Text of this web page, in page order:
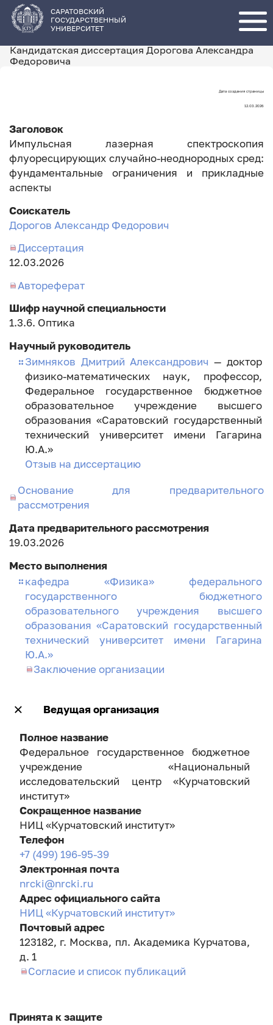
основному
содержанию
САРАТОВСКИЙ
ГОСУДАРСТВЕННЫЙ
УНИВЕРСИТЕТ
Кандидатская диссертация Дорогова Александра
Федоровича
Дата создания страницы
12.03.2026
Заголовок
Импульсная лазерная спектроскопия
флуоресцирующих случайно-неоднородных сред:
фундаментальные ограничения и прикладные
аспекты
Соискатель
Дорогов Александр Федорович
Диссертация
Дата
диссертации
12.03.2026
Автореферат
Шифр научной специальности
1.3.6. Оптика
Научный руководитель
Зимняков Дмитрий Александрович— доктор
физико-математических наук, профессор,
Федеральное государственное бюджетное
образовательное учреждение высшего
образования «Саратовский государственный
технический университет имени Гагарина
Ю.А.»
Отзыв на диссертацию
Основание для предварительного
рассмотрения
Дата предварительного рассмотрения
19.03.2026
Место выполнения
кафедра «Физика» федерального
государственного бюджетного
образовательного учреждения высшего
образования «Саратовский государственный
технический университет имени Гагарина
Ю.А.»
Заключение организации
Ведущая организация
Полное название
Федеральное государственное бюджетное
учреждение «Национальный
исследовательский центр «Курчатовский
институт»
Сокращенное название
НИЦ «Курчатовский институт»
Телефон
+7 (499) 196-95-39
Электронная почта
nrcki@nrcki.ru
Адрес официального сайта
НИЦ «Курчатовский институт»
Почтовый адрес
123182, г. Москва, пл. Академика Курчатова,
д. 1
Согласие и список публикаций
Принята к защите